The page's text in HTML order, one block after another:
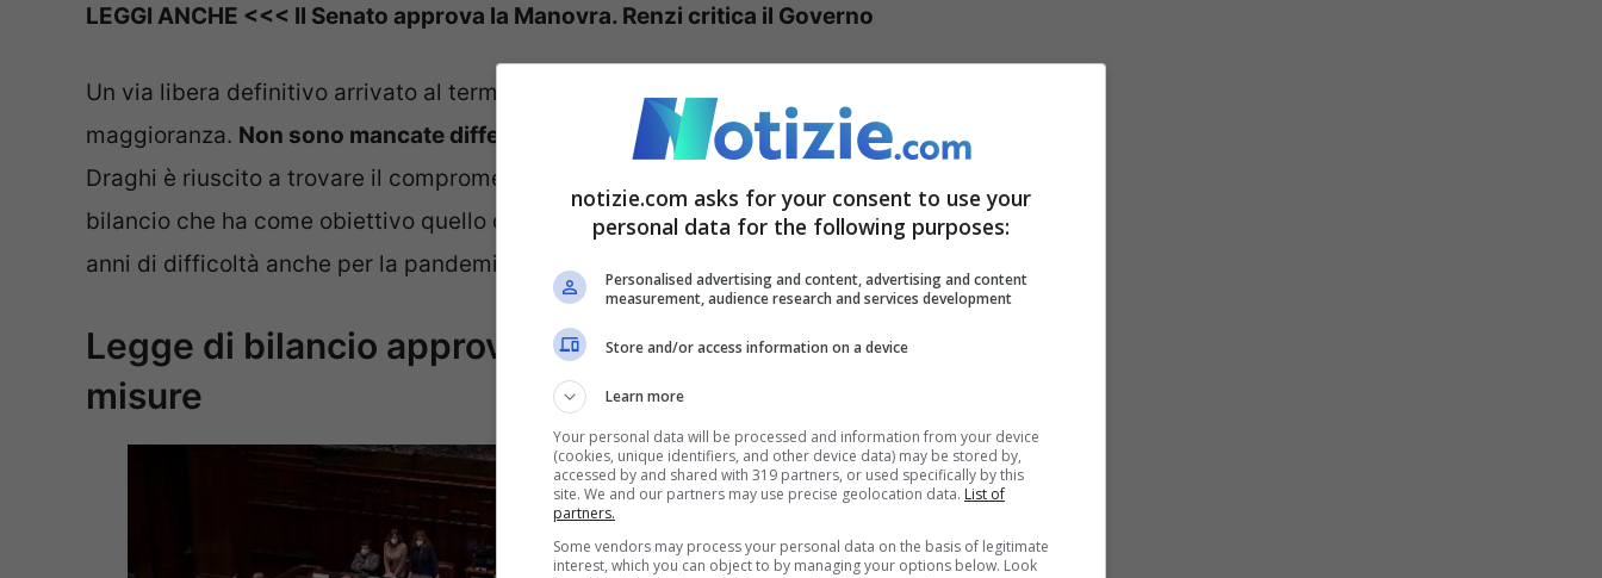
LEGGI ANCHE <<< Il Senato approva la Manovra. Renzi critica il Governo
Un via libera definitivo arrivato al termine di una lunga discussione all’interno della
maggioranza. Non sono mancate differenze e tensioni tra i partiti
, ma alla fine il premier
Draghi è riuscito a trovare il compromesso e far approvare in Parlamento una legge di
bilancio che ha come obiettivo quello di rilanciare il Paese e aiutare le famiglie dopo due
anni di difficoltà anche per la pandemia.
Legge di bilancio approvata in Parlamento, le principali
misure
notizie.com asks for your consent to use your
personal data for the following purposes:
Personalised advertising and content, advertising and content
measurement, audience research and services development
Store and/or access information on a device
Learn more
Your personal data will be processed and information from your device
(cookies, unique identifiers, and other device data) may be stored by,
accessed by and shared with 319 partners, or used specifically by this
site. We and our partners may use precise geolocation data. List of
partners.
Some vendors may process your personal data on the basis of legitimate
interest, which you can object to by managing your options below. Look